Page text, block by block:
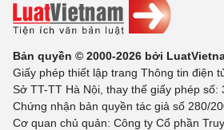
Bản quyền © 2000-2026 bởi
Giấy phép thiết lập trang Thông tin điện
Sở TT-TT Hà Nội, thay thế giấy phép
Chứng nhận bản quyền tác giả số 280/
Cơ quan chủ quản: Công ty Cổ phần